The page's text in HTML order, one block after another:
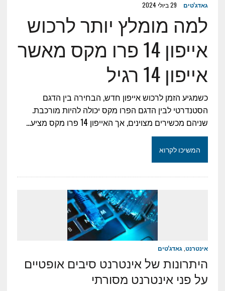
גאדג'טים 29 ביולי 2024
למה מומלץ יותר לרכוש
אייפון 14 פרו מקס מאשר
אייפון 14 רגיל
כשמגיע הזמן לרכוש אייפון חדש, הבחירה בין הדגם
הסטנדרטי לבין הדגם הפרו מקס יכולה להיות מורכבת.
שניהם מכשירים מצוינים, אך האייפון 14 פרו מקס מציע…
המשיכו לקרוא
אינטרנט גאדג'טים
היתרונות של אינטרנט סיבים אופטיים
על פני אינטרנט מסורתי